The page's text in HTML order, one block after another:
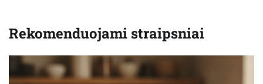
Rekomenduojami straipsniai